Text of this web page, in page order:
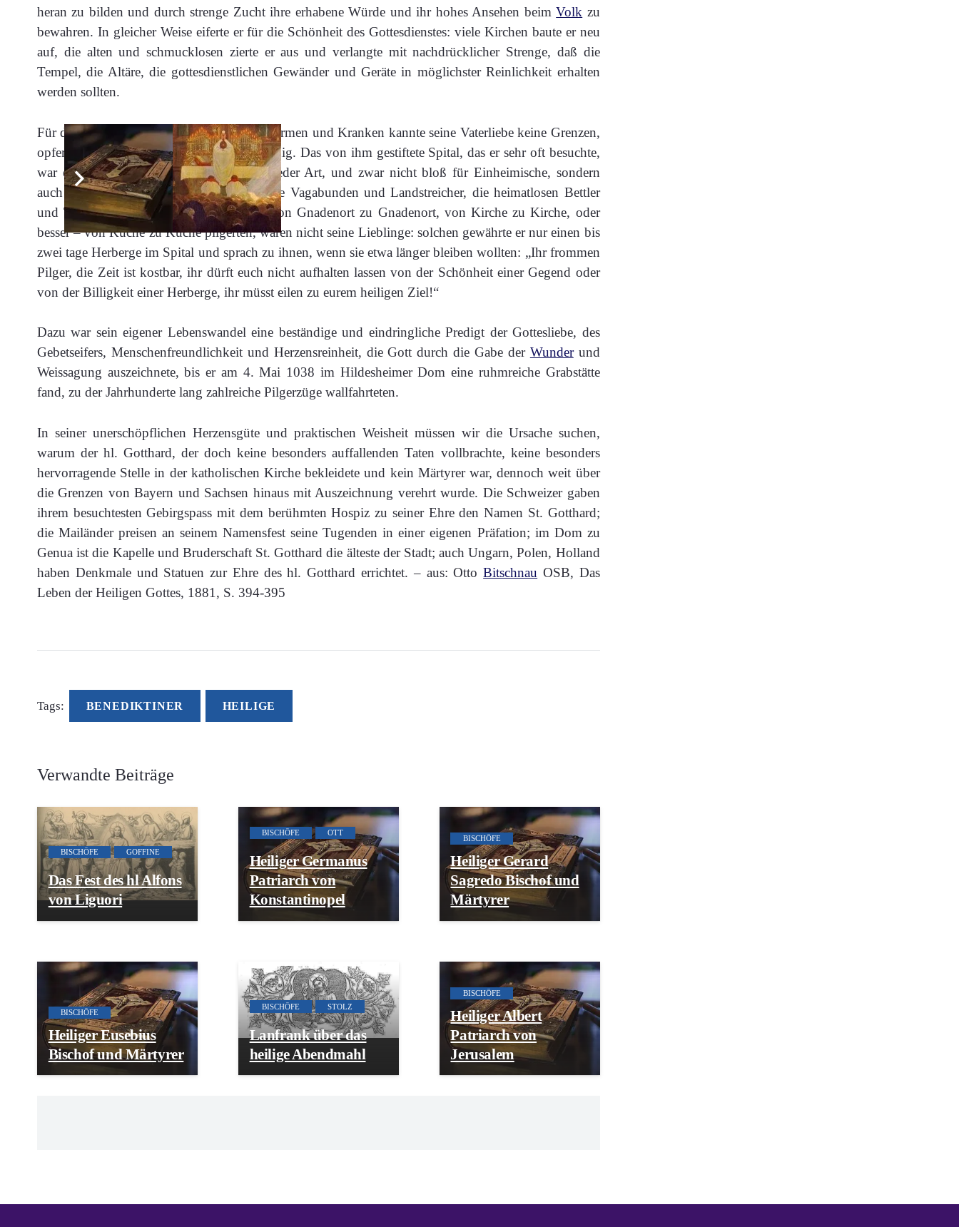
heran zu bilden und durch strenge Zucht ihre erhabene Würde und ihr hohes Ansehen beimVolk zu
bewahren. In gleicher Weise eiferte er für die Schönheit des Gottesdienstes: viele Kirchen baute er neu
auf, die alten und schmucklosen zierte er aus und verlangte mit nachdrücklicher Strenge, daß die
Tempel, die Altäre, die gottesdienstlichen Gewänder und Geräte in möglichster Reinlichkeit erhalten
werden sollten.
Für die lebendigen Tempel Gottes, für die Armen und Kranken kannte seine Vaterliebe keine Grenzen,
opferte seine Freigebigkeit den letzten Pfennig. Das von ihm gestiftete Spital, das er sehr oft besuchte,
war eine Zufluchtsstätte für Gebrechliche jeder Art, und zwar nicht bloß für Einheimische, sondern
auch für Fremde ohne Unterschied. Nur die Vagabunden und Landstreicher, die heimatlosen Bettler
und Taugenichtse, welche im Pilgerkleid von Gnadenort zu Gnadenort, von Kirche zu Kirche, oder
besser – von Küche zu Küche pilgerten, waren nicht seine Lieblinge: solchen gewährte er nur einen bis
zwei tage Herberge im Spital und sprach zu ihnen, wenn sie etwa länger bleiben wollten: „Ihr frommen
Pilger, die Zeit ist kostbar, ihr dürft euch nicht aufhalten lassen von der Schönheit einer Gegend oder
von der Billigkeit einer Herberge, ihr müsst eilen zu eurem heiligen Ziel!“
Dazu war sein eigener Lebenswandel eine beständige und eindringliche Predigt der Gottesliebe, des
Gebetseifers, Menschenfreundlichkeit und Herzensreinheit, die Gott durch die Gabe der Wunderund
Weissagung auszeichnete, bis er am 4. Mai 1038 im Hildesheimer Dom eine ruhmreiche Grabstätte
fand, zu der Jahrhunderte lang zahlreiche Pilgerzüge wallfahrteten.
In seiner unerschöpflichen Herzensgüte und praktischen Weisheit müssen wir die Ursache suchen,
warum der hl. Gotthard, der doch keine besonders auffallenden Taten vollbrachte, keine besonders
hervorragende Stelle in der katholischen Kirche bekleidete und kein Märtyrer war, dennoch weit über
die Grenzen von Bayern und Sachsen hinaus mit Auszeichnung verehrt wurde. Die Schweizer gaben
ihrem besuchtesten Gebirgspass mit dem berühmten Hospiz zu seiner Ehre den Namen St. Gotthard;
die Mailänder preisen an seinem Namensfest seine Tugenden in einer eigenen Präfation; im Dom zu
Genua ist die Kapelle und Bruderschaft St. Gotthard die älteste der Stadt; auch Ungarn, Polen, Holland
haben Denkmale und Statuen zur Ehre des hl. Gotthard errichtet. – aus: OttoBitschnau OSB, Das
Leben der Heiligen Gottes, 1881, S. 394-395
Tags: BENEDIKTINER HEILIGE
Verwandte Beiträge
BISCHÖFE GOFFINE
Das Fest des hl Alfons
von Liguori
BISCHÖFE OTT
Heiliger Germanus
Patriarch von
Konstantinopel
BISCHÖFE
Heiliger Gerard
Sagredo Bischof und
Märtyrer
BISCHÖFE
Heiliger Eusebius
Bischof und Märtyrer
BISCHÖFE STOLZ
Lanfrank über das
heilige Abendmahl
BISCHÖFE
Heiliger Albert
Patriarch von
Jerusalem